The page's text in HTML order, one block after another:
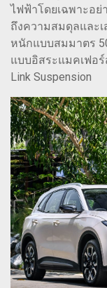
ไฟฟ้าโดยเฉพาะอย่
ถึงความสมดุลและ
หนักแบบสมมาตร
แบบอิสระแมคเฟอ
Link Suspension